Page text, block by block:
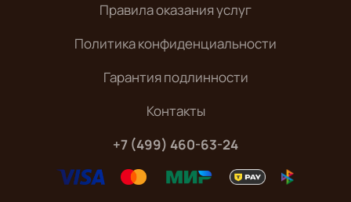
Правила оказания услуг
Политика конфиденциальности
Гарантия подлинности
Контакты
+7 (499) 460-63-24